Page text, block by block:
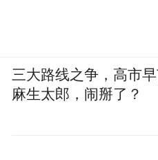
三大路线之争，高市
麻生太郎，闹掰了？